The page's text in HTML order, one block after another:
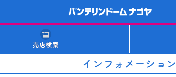
売店検索
インフォメーション